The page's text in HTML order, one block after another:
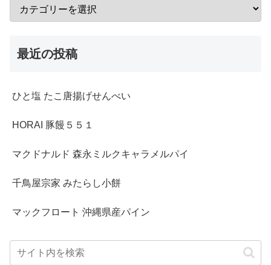
最近の投稿
ひと塩 たこ唐揚げせんべい
HORAI 豚饅５５１
マクドナルド 森永ミルクキャラメルパイ
千鳥屋宗家 みたらし小餅
マックフロート 沖縄県産パイン